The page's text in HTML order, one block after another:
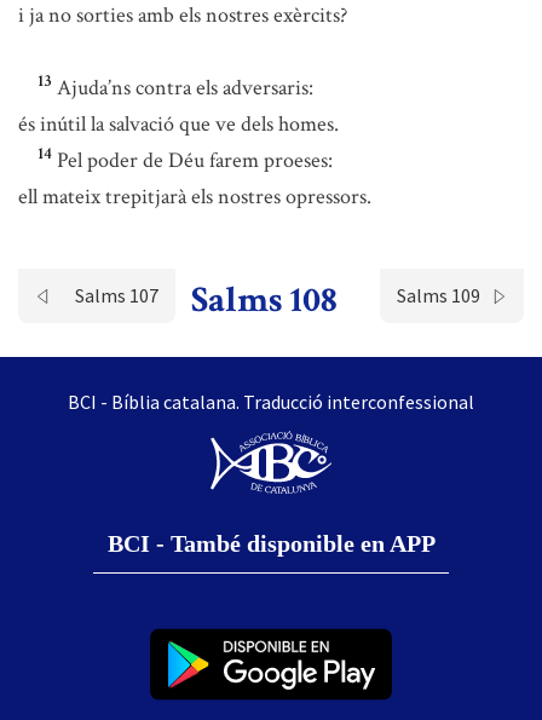
i ja no sorties amb els nostres exèrcits?
13 Ajuda’ns contra els adversaris:
és inútil la salvació que ve dels homes.
14 Pel poder de Déu farem proeses:
ell mateix trepitjarà els nostres opressors.
Salms 107 Salms 108 Salms 109
BCI - Bíblia catalana. Traducció interconfessional
BCI - També disponible en APP